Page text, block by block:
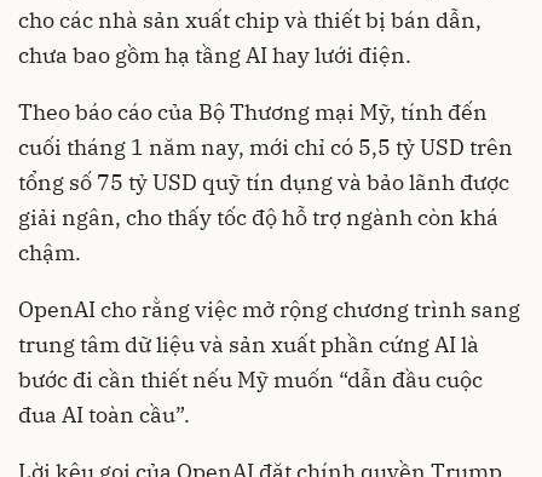
cho các nhà sản xuất chip và thiết bị bán dẫn,
chưa bao gồm hạ tầng AI hay lưới điện.
Theo báo cáo của Bộ Thương mại Mỹ, tính đến
cuối tháng 1 năm nay, mới chỉ có 5,5 tỷ USD trên
tổng số 75 tỷ USD quỹ tín dụng và bảo lãnh được
giải ngân, cho thấy tốc độ hỗ trợ ngành còn khá
chậm.
OpenAI cho rằng việc mở rộng chương trình sang
trung tâm dữ liệu và sản xuất phần cứng AI là
bước đi cần thiết nếu Mỹ muốn “dẫn đầu cuộc
đua AI toàn cầu”.
Lời kêu gọi của OpenAI đặt chính quyền Trump